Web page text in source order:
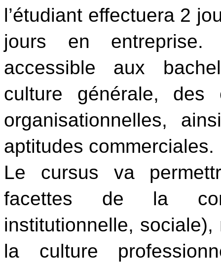
l’étudiant effectuera 2
jours en entreprise.
accessible aux
culture générale, des
organisationnelles,
aptitudes commerciales.
Le cursus va
facettes de la
institutionnelle,
la culture